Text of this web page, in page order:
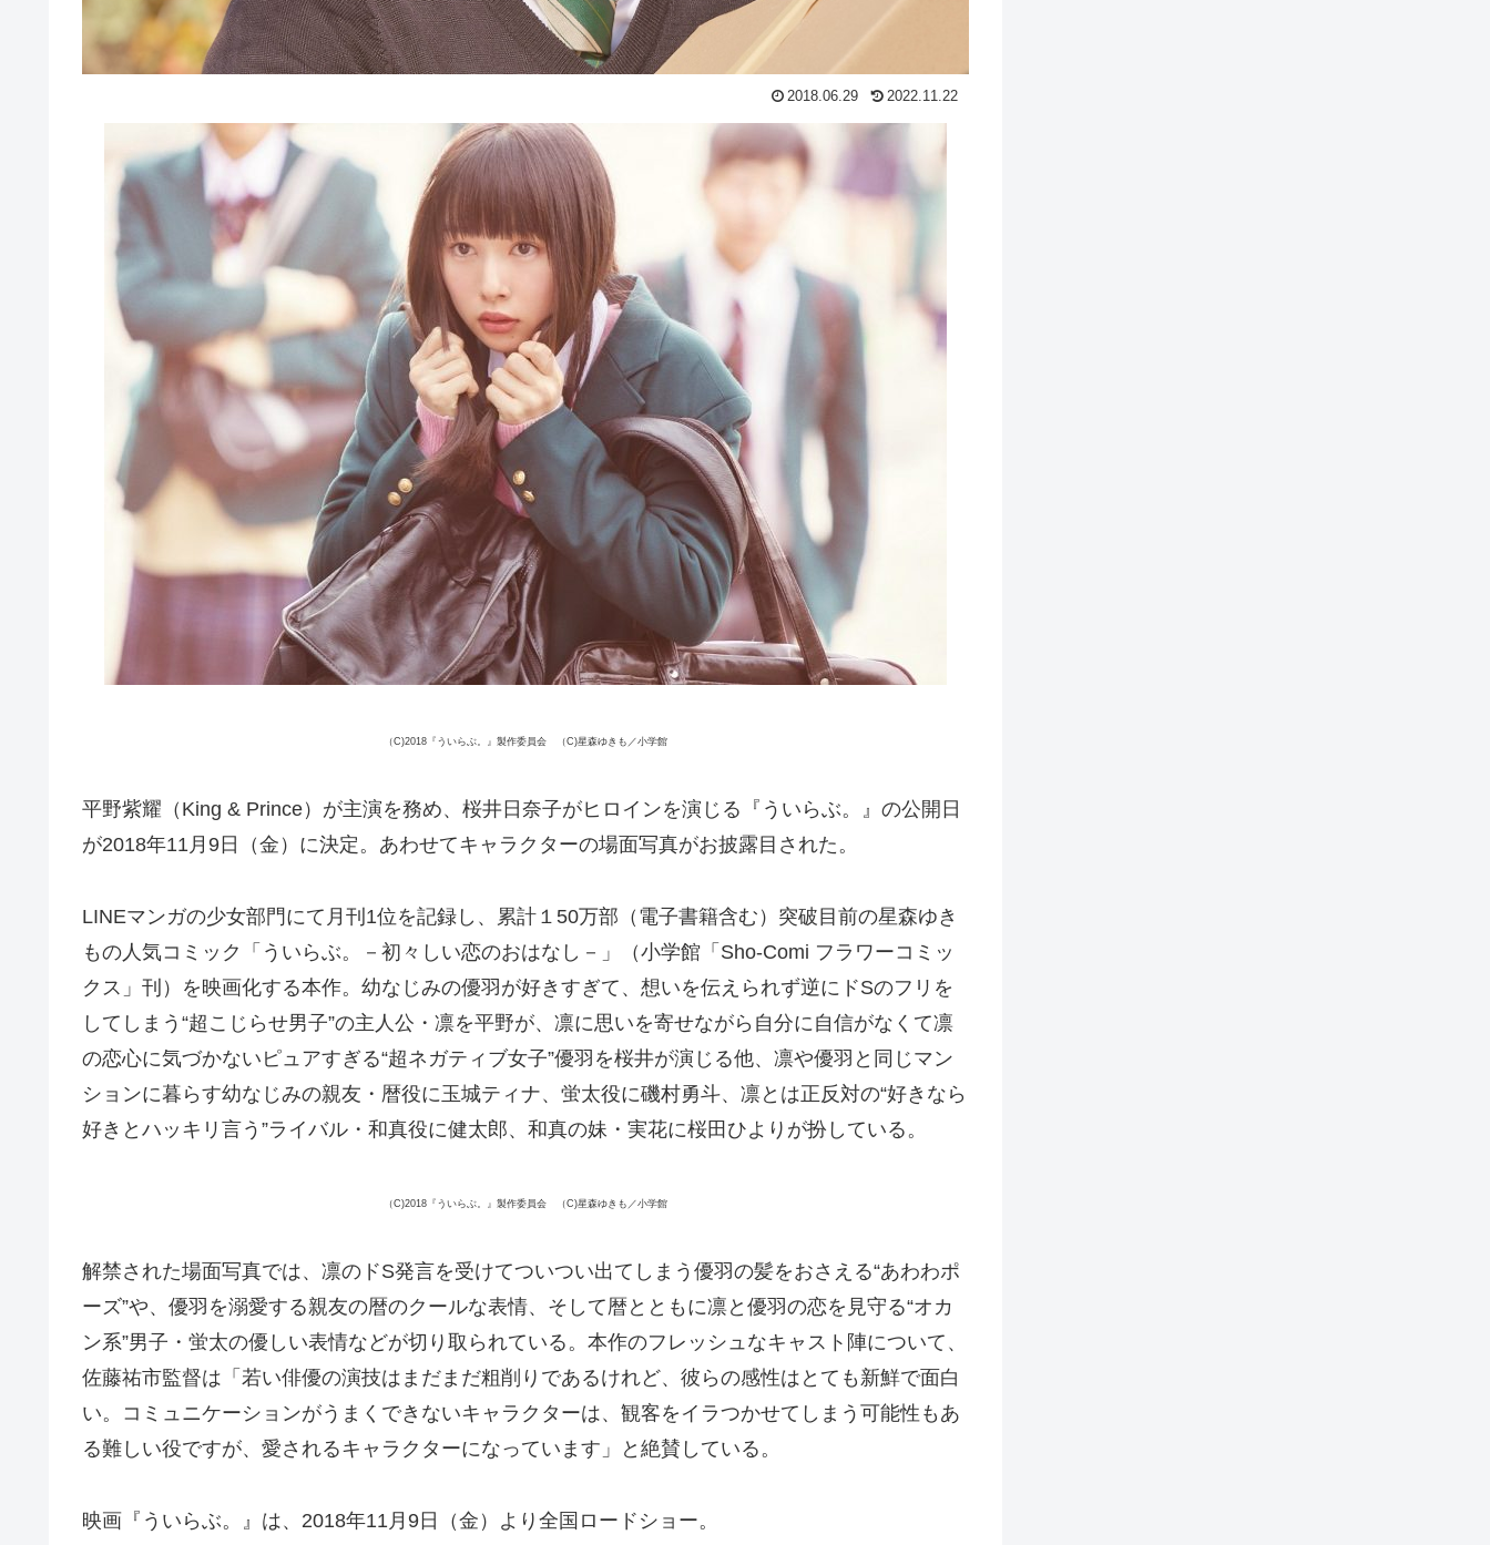
2018.06.29 2022.11.22
（C)2018『ういらぶ。』製作委員会 （C)星森ゆきも／小学館
平野紫耀（King & Prince）が主演を務め、桜井日奈子がヒロインを演じる『ういらぶ。』の公開日
が2018年11月9日（金）に決定。あわせてキャラクターの場面写真がお披露目された。
LINEマンガの少女部門にて月刊1位を記録し、累計１50万部（電子書籍含む）突破目前の星森ゆき
もの人気コミック「ういらぶ。－初々しい恋のおはなし－」（小学館「Sho-Comi フラワーコミッ
クス」刊）を映画化する本作。幼なじみの優羽が好きすぎて、想いを伝えられず逆にドSのフリを
してしまう“超こじらせ男子”の主人公・凛を平野が、凛に思いを寄せながら自分に自信がなくて凛
の恋心に気づかないピュアすぎる“超ネガティブ女子”優羽を桜井が演じる他、凛や優羽と同じマン
ションに暮らす幼なじみの親友・暦役に玉城ティナ、蛍太役に磯村勇斗、凛とは正反対の“好きなら
好きとハッキリ言う”ライバル・和真役に健太郎、和真の妹・実花に桜田ひよりが扮している。
（C)2018『ういらぶ。』製作委員会 （C)星森ゆきも／小学館
解禁された場面写真では、凛のドS発言を受けてついつい出てしまう優羽の髪をおさえる“あわわポ
ーズ”や、優羽を溺愛する親友の暦のクールな表情、そして暦とともに凛と優羽の恋を見守る“オカ
ン系”男子・蛍太の優しい表情などが切り取られている。本作のフレッシュなキャスト陣について、
佐藤祐市監督は「若い俳優の演技はまだまだ粗削りであるけれど、彼らの感性はとても新鮮で面白
い。コミュニケーションがうまくできないキャラクターは、観客をイラつかせてしまう可能性もあ
る難しい役ですが、愛されるキャラクターになっています」と絶賛している。
映画『ういらぶ。』は、2018年11月9日（金）より全国ロードショー。